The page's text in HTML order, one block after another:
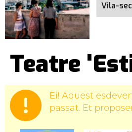
Vila-
Teatre
Ei! Aquest
passat. Et